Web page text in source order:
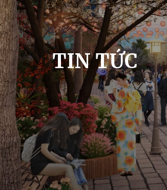
TIN TỨC